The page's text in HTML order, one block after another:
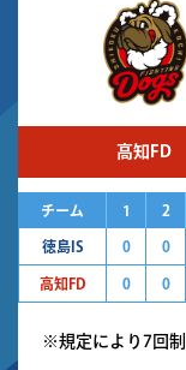
高知FD
チーム 1 2
徳島IS 0 0
高知FD 0 0
※規定により7回制